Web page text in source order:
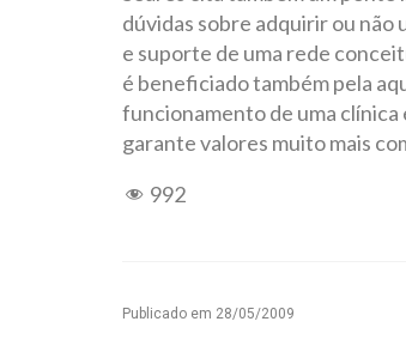
dúvidas sobre adquirir ou não
e suporte de uma rede
é beneficiado também pela
funcionamento de uma clínica
garante valores muito mais
992
Publicado em 28/05/2009